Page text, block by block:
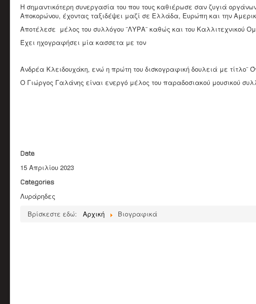
Η σημαντικότερη συνεργασία του που τους καθιέρωσε σαν ζυγιά
Αποκορώνου, έχοντας ταξιδέψει μαζί σε Ελλάδα, Ευρώπη και την
Αποτέλεσε μέλος του συλλόγου ¨ΛΥΡΑ¨ καθώς και του Καλλιτεχνικού
Έχει ηχογραφήσει μία κασσετα με τον
Ανδρέα Κλειδουχάκη, ενώ η πρώτη του δισκογραφική δουλειά με
Ο Γιώργος Γαλάνης είναι ενεργό μέλος του παραδοσιακού μουσικού
Date
15 Απριλίου 2023
Categories
Λυράρηδες
Βρίσκεστε εδώ:
Αρχική Βιογραφικά